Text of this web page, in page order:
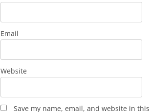
Email
Website
Save my name, email, and website in